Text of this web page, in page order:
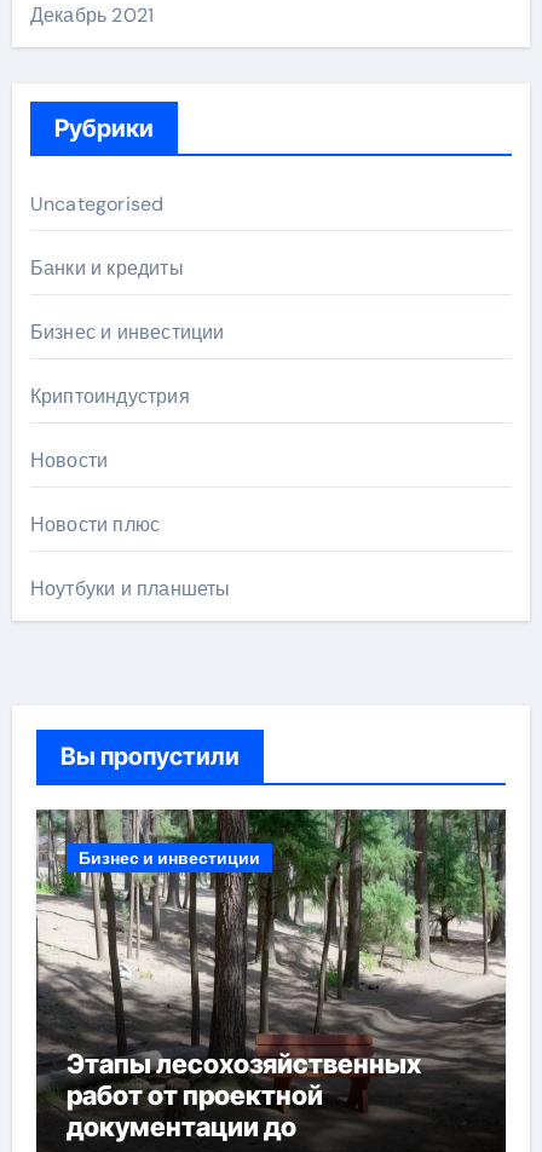
Декабрь 2021
Рубрики
Uncategorised
Банки и кредиты
Бизнес и инвестиции
Криптоиндустрия
Новости
Новости плюс
Ноутбуки и планшеты
Вы пропустили
Бизнес и инвестиции
Этапы лесохозяйственных
работ от проектной
документации до